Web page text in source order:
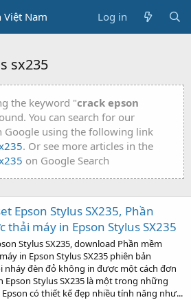
Nam Log in
sx235
the keyword "crack epson
You can search for our
using the following link
. Or see more articles in the
on Google Search
Epson Stylus SX235, Phần
thải máy in Epson Stylus SX235
Stylus SX235, download Phần mềm
in Epson Stylus SX235 phiên bản
nháy đèn đỏ không in được một cách đơn
Epson Stylus SX235 là một trong những
có thiết kế đẹp nhiều tính năng như...